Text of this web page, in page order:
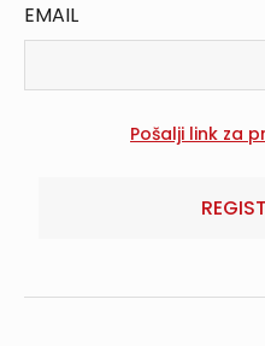
EMAIL